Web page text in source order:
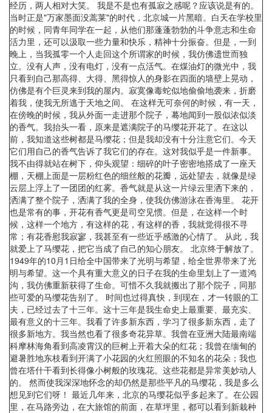
经历，两人相对大笑。 我是不是也有孤寂之感呢？应该说是有的。
当时正是"万家墨面没蒿莱"的时代，北京城一片黑暗。白天在学校里
的时候，同青年同学在一起，从他们那蓬蓬勃勃的斗争意志和生命
活力里，还可以汲取一些力量和快乐，精神十分振奋。但是，一到
晚上，当我孤零一个人走回这个所谓家的时候，我仿佛遗世而独
立。没有人声，没有电灯，没有一点活气。在煤油灯的微光中，我
只看到自己那高得、大得、黑得惊人的身影在四面的墙壁上晃动，
仿佛是有个巨灵来到我的屋内。寂寞像毒蛇似地偷偷地袭来，折磨
着我，使我无所逃于天地之间。 在这样无可奈何的时候，有一天，
在傍晚的时候，我从外面一走进那个院子，蓦地闻到一股似浓似淡
的香气。我抬头一看，原来是遮满院子的马缨花开花了。在这以
前，我知道这些树都是马缨花；但是我却没有十分注意它们。今天
它们用自己的香气告诉了我它们的存在。这对我似乎是一件新事。
我不由得就站在树下，仰头观望：细碎的叶子密密地搭成了一座天
棚，天棚上面是一层粉红色的细丝般的花瓣，远处望去，就像是绿
云层上浮上了一团团的红雾。香气就是从这一片绿云里洒下来的，
洒满了整个院子，洒满了我的全身，使我仿佛游泳在香海里。 花开
也是常有的事，开花有香气更是司空见惯。但是，在这样一个时
候，这样一个地方，有这样的花，有这样的香，我就觉得很不寻
常；有花香慰我寂寥，我甚至有一些近乎感激的心情了。 从此，我
就爱上了马缨花，把它当成了自己的知心朋友。 北京终于解放了。
1949年的10月1日给全中国带来了光明与希望，给全世界带来了光
明与希望。这一个具有重大意义的日子在我的生命里划上了一道鸿
沟，我仿佛重新获得了生命。可惜不久我就搬出了那个院子，同那
些可爱的马缨花告别了。 时间也过得真快，到现在，才一转眼的工
夫，已经过去了十三年。这十三年是我生命史上最重要、最充实、
最有意义的十三年。我看了许多新东西，学习了很多新东西，走了
很多新地方。我当然也看了很多奇花异草。我曾在亚洲大陆最南端
科摩林海角看到高凌霄汉的巨树上开着大朵的红花；我曾在缅甸的
避暑胜地东枝看到开满了小花园的火红照眼的不知名的花朵；我也
曾在塔什干看到长得像小树般的玫瑰花。这些花都是异常美妙动人
的。 然而使我深深地怀念的却仍然是那些平凡的马缨花，我是多么
想见到它们呀！ 最近几年来，北京的马缨花似乎多起来了。在公园
里，在马路旁边，在大旅馆的前面，在草坪里，都可以看到新栽种